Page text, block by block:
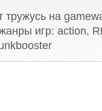
на
игр: action,